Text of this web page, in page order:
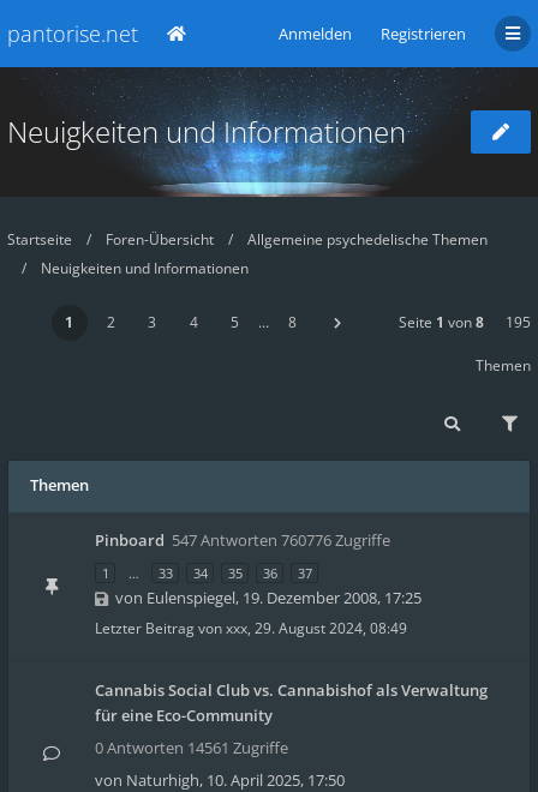
pantorise.net Anmelden Registrieren
Neuigkeiten und Informationen
Startseite Foren-Übersicht
Allgemeine psychedelische Themen
Neuigkeiten und Informationen
1 2 3 4 5 … 8 Seite 1 von8 195
Themen
Themen
Pinboard 547 Antworten 760776 Zugriffe
1 … 33 34 35 36 37
von Eulenspiegel, 19. Dezember 2008, 17:25
Letzter Beitrag vonxxx, 29. August 2024, 08:49
Cannabis Social Club vs. Cannabishof als Verwaltung
für eine Eco-Community
0 Antworten 14561 Zugriffe
von Naturhigh, 10. April 2025, 17:50